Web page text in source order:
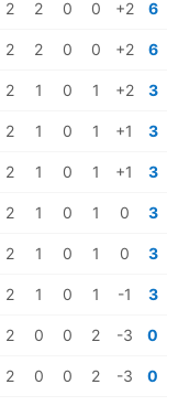
2 2 0 0 +2 6
2 2 0 0 +2 6
2 1 0 1 +2 3
2 1 0 1 +1 3
2 1 0 1 +1 3
2 1 0 1 0 3
2 1 0 1 0 3
2 1 0 1 -1 3
2 0 0 2 -3 0
2 0 0 2 -3 0